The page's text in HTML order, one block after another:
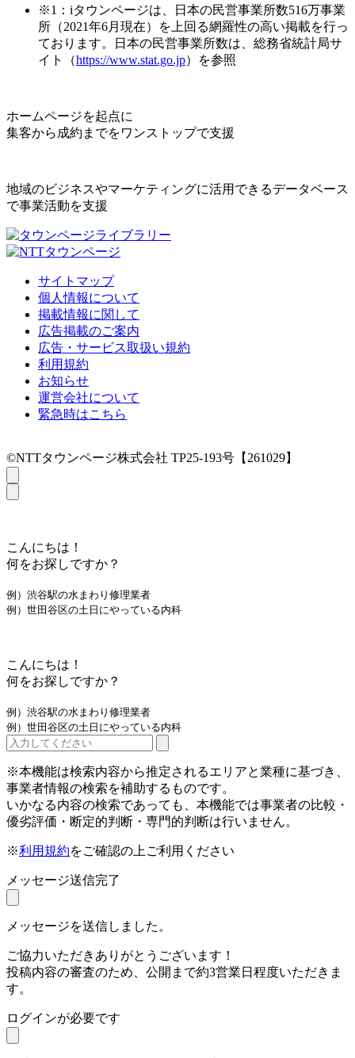
※1：iタウンページは、日本の民営事業所数516万事業
所（2021年6月現在）を上回る網羅性の高い掲載を行っ
ております。日本の民営事業所数は、総務省統計局サ
イト（https://www.stat.go.jp）を参照
ホームページを起点に
集客から成約までをワンストップで支援
地域のビジネスやマーケティングに活用できるデータベース
で事業活動を支援
サイトマップ
個人情報について
掲載情報に関して
広告掲載のご案内
広告・サービス取扱い規約
利用規約
お知らせ
運営会社について
緊急時はこちら
©NTTタウンページ株式会社 TP25-193号【261029】
こんにちは！
何をお探しですか？
例）渋谷駅の水まわり修理業者
例）世田谷区の土日にやっている内科
こんにちは！
何をお探しですか？
例）渋谷駅の水まわり修理業者
例）世田谷区の土日にやっている内科
※本機能は検索内容から推定されるエリアと業種に基づき、
事業者情報の検索を補助するものです。
いかなる内容の検索であっても、本機能では事業者の比較・
優劣評価・断定的判断・専門的判断は行いません。
※利用規約をご確認の上ご利用ください
メッセージ送信完了
メッセージを送信しました。
ご協力いただきありがとうございます！
投稿内容の審査のため、公開まで約3営業日程度いただきま
す。
ログインが必要です